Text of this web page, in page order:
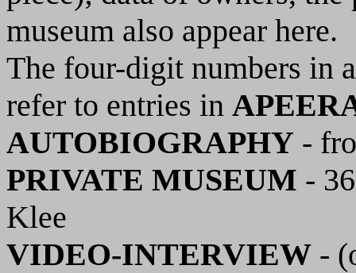
museum also appear here.
The four-digit numbers in
refer to entries in
AUTOBIOGRAPHY -
PRIVATE MUSEUM -
Klee
VIDEO-INTERVIEW -